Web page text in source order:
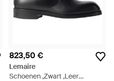
823,50 €
Lemaire
Schoenen ,Zwart ,Leer